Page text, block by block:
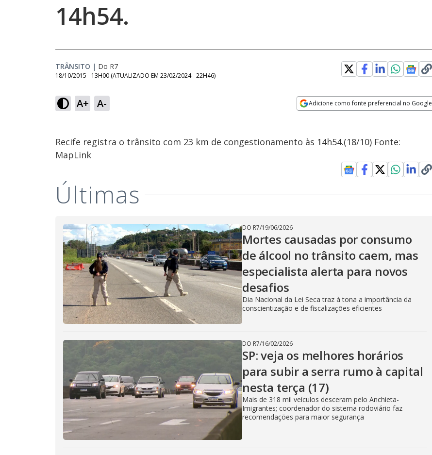
14h54.
TRÂNSITO | Do R7
18/10/2015 - 13H00 (ATUALIZADO EM 23/02/2024 - 22H46)
A+ A- Adicione como fonte preferencial no Google
Recife registra o trânsito com 23 km de congestionamento às 14h54.(18/10) Fonte:
MapLink
Últimas
DO R7/19/06/2026
Mortes causadas por consumo
de álcool no trânsito caem, mas
especialista alerta para novos
desafios
Dia Nacional da Lei Seca traz à tona a importância da
conscientização e de fiscalizações eficientes
DO R7/16/02/2026
SP: veja os melhores horários
para subir a serra rumo à capital
nesta terça (17)
Mais de 318 mil veículos desceram pelo Anchieta-
Imigrantes; coordenador do sistema rodoviário faz
recomendações para maior segurança